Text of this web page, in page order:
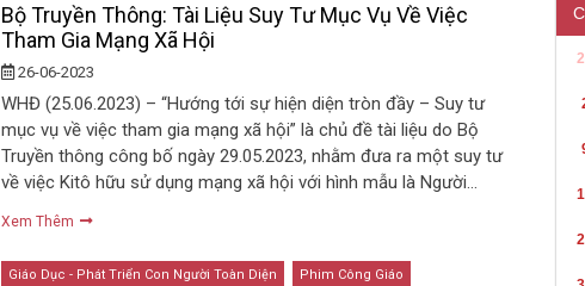
Bộ Truyền Thông: Tài Liệu Suy Tư Mục Vụ Về Việc
Tham Gia Mạng Xã Hội
26-06-2023
WHĐ (25.06.2023) – “Hướng tới sự hiện diện tròn đầy – Suy tư
mục vụ về việc tham gia mạng xã hội” là chủ đề tài liệu do Bộ
Truyền thông công bố ngày 29.05.2023, nhằm đưa ra một suy tư
về việc Kitô hữu sử dụng mạng xã hội với hình mẫu là Người…
Xem Thêm
Giáo Dục - Phát Triển Con Người Toàn Diện Phim Công Giáo